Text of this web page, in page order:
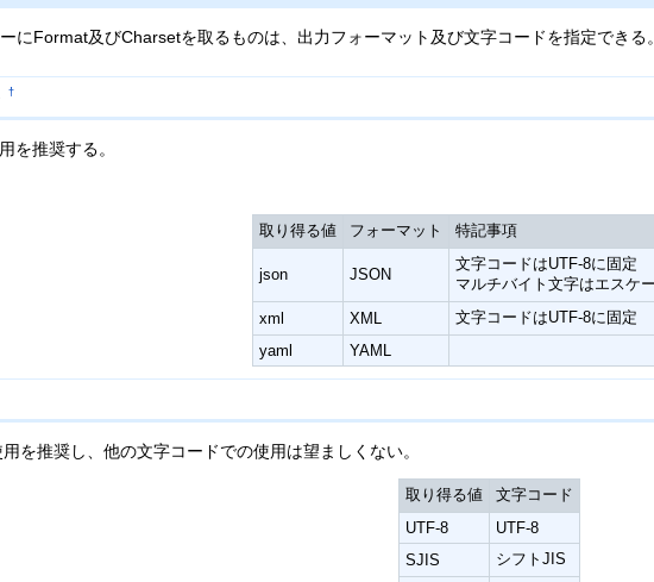
にFormat及びCharsetを取るものは、出力フォーマット及び文字コードを指定できる。
†
を推奨する。
取り得る値 フォーマット 特記事項
json JSON
文字コードはUTF-8に固定
マルチバイト文字はエスケ
xml
XML
文字コードはUTF-8に固定
yaml
YAML
を推奨し、他の文字コードでの使用は望ましくない。
取り得る値
文字コード
UTF-8
UTF-8
SJIS
シフトJIS